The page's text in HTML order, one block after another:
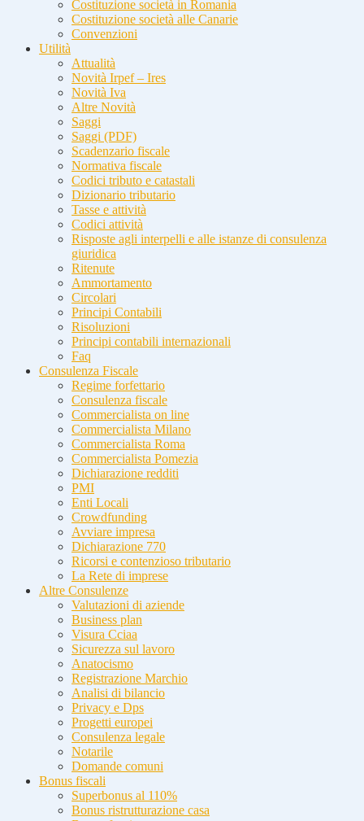
Costituzione società in Romania
Costituzione società alle Canarie
Convenzioni
Utilità
Attualità
Novità Irpef – Ires
Novità Iva
Altre Novità
Saggi
Saggi (PDF)
Scadenzario fiscale
Normativa fiscale
Codici tributo e catastali
Dizionario tributario
Tasse e attività
Codici attività
Risposte agli interpelli e alle istanze di consulenza
giuridica
Ritenute
Ammortamento
Circolari
Principi Contabili
Risoluzioni
Principi contabili internazionali
Faq
Consulenza Fiscale
Regime forfettario
Consulenza fiscale
Commercialista on line
Commercialista Milano
Commercialista Roma
Commercialista Pomezia
Dichiarazione redditi
PMI
Enti Locali
Crowdfunding
Avviare impresa
Dichiarazione 770
Ricorsi e contenzioso tributario
La Rete di imprese
Altre Consulenze
Valutazioni di aziende
Business plan
Visura Cciaa
Sicurezza sul lavoro
Anatocismo
Registrazione Marchio
Analisi di bilancio
Privacy e Dps
Progetti europei
Consulenza legale
Notarile
Domande comuni
Bonus fiscali
Superbonus al 110%
Bonus ristrutturazione casa